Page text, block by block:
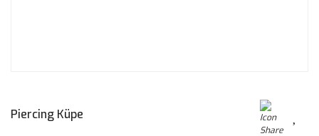
Piercing Küpe